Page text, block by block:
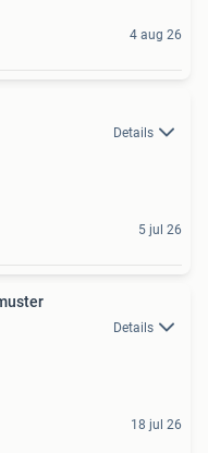
4 aug 26
Details
5 jul 26
Details
18 jul 26